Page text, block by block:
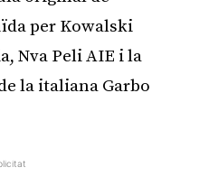
per Kowalski
Nva Peli AIE i la
la italiana Garbo